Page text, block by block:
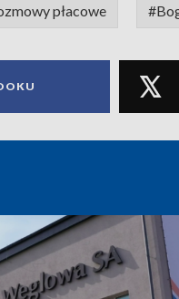
płacowe